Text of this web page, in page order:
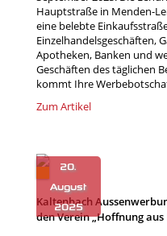
Hauptstraße in Menden-
eine belebte
Einzelhandelsgeschäften,
Apotheken, Banken und
Geschäften des täglichen
kommt Ihre
Zum Artikel
Kaltenbach
den Verein „Hoffnung aus